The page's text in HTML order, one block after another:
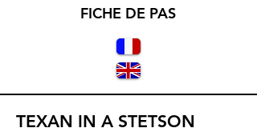
FICHE DE PAS
TEXAN IN A STETSON